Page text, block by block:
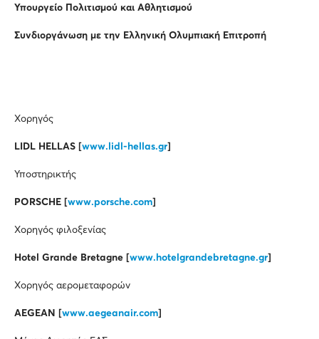
Υπουργείο Πολιτισμού και Αθλητισμού
Συνδιοργάνωση με την Ελληνική Ολυμπιακή Επιτροπή
Χορηγός
LIDL HELLAS [www.lidl-hellas.gr]
Υποστηρικτής
PORSCHE [www.porsche.com]
Χορηγός φιλοξενίας
Hotel Grande Bretagne [www.hotelgrandebretagne.gr]
Χορηγός αερομεταφορών
AEGEAN [www.aegeanair.com]